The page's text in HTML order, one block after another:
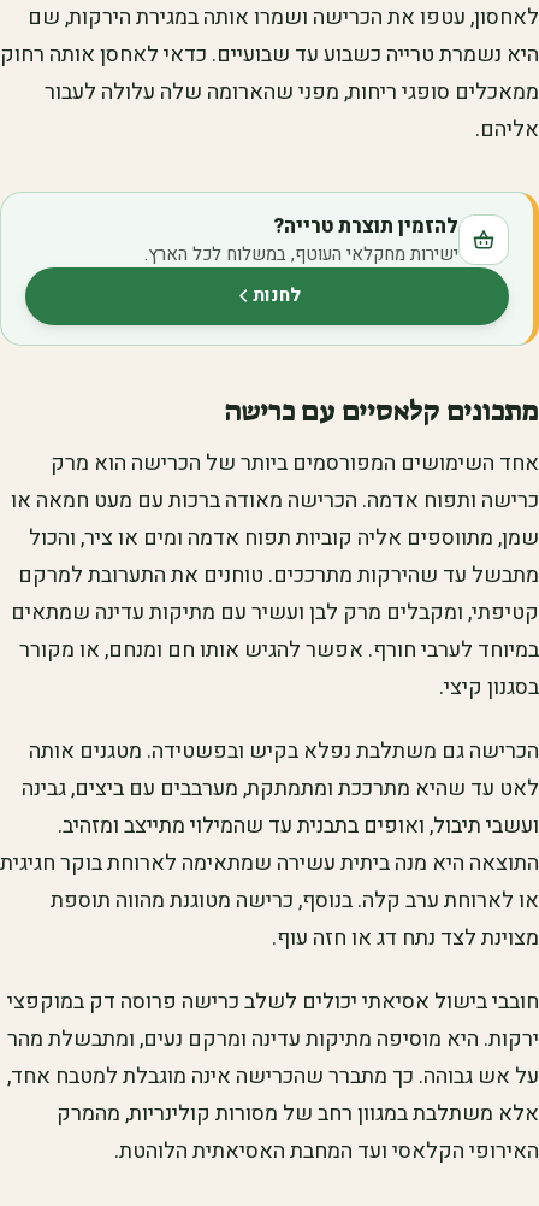
לאחסון, עטפו את הכרישה ושמרו אותה במגירת הירקות, שם
היא נשמרת טרייה כשבוע עד שבועיים. כדאי לאחסן אותה רחוק
ממאכלים סופגי ריחות, מפני שהארומה שלה עלולה לעבור
אליהם.
להזמין תוצרת טרייה?
ישירות מחקלאי העוטף, במשלוח לכל הארץ.
לחנות(נפתח בלשונית חדשה)
מתכונים קלאסיים עם כרישה
אחד השימושים המפורסמים ביותר של הכרישה הוא מרק
כרישה ותפוח אדמה. הכרישה מאודה ברכות עם מעט חמאה או
שמן, מתווספים אליה קוביות תפוח אדמה ומים או ציר, והכול
מתבשל עד שהירקות מתרככים. טוחנים את התערובת למרקם
קטיפתי, ומקבלים מרק לבן ועשיר עם מתיקות עדינה שמתאים
במיוחד לערבי חורף. אפשר להגיש אותו חם ומנחם, או מקורר
בסגנון קיצי.
הכרישה גם משתלבת נפלא בקיש ובפשטידה. מטגנים אותה
לאט עד שהיא מתרככת ומתמתקת, מערבבים עם ביצים, גבינה
ועשבי תיבול, ואופים בתבנית עד שהמילוי מתייצב ומזהיב.
התוצאה היא מנה ביתית עשירה שמתאימה לארוחת בוקר חגיגית
או לארוחת ערב קלה. בנוסף, כרישה מטוגנת מהווה תוספת
מצוינת לצד נתח דג או חזה עוף.
חובבי בישול אסיאתי יכולים לשלב כרישה פרוסה דק במוקפצי
ירקות. היא מוסיפה מתיקות עדינה ומרקם נעים, ומתבשלת מהר
על אש גבוהה. כך מתברר שהכרישה אינה מוגבלת למטבח אחד,
אלא משתלבת במגוון רחב של מסורות קולינריות, מהמרק
האירופי הקלאסי ועד המחבת האסיאתית הלוהטת.